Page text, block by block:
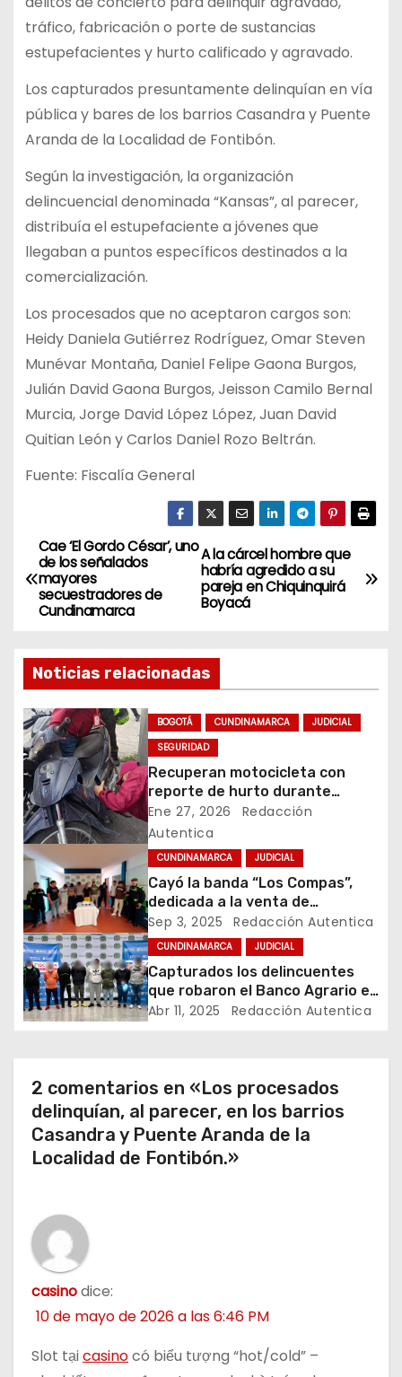
tráfico, fabricación o porte de sustancias
estupefacientes y hurto calificado y agravado.
Los capturados presuntamente delinquían en vía
pública y bares de los barrios Casandra y Puente
Aranda de la Localidad de Fontibón.
Según la investigación, la organización
delincuencial denominada “Kansas”, al parecer,
distribuía el estupefaciente a jóvenes que
llegaban a puntos específicos destinados a la
comercialización.
Los procesados que no aceptaron cargos son:
Heidy Daniela Gutiérrez Rodríguez, Omar Steven
Munévar Montaña, Daniel Felipe Gaona Burgos,
Julián David Gaona Burgos, Jeisson Camilo Bernal
Murcia, Jorge David López López, Juan David
Quitian León y Carlos Daniel Rozo Beltrán.
Fuente: Fiscalía General
N
a
e
g
a
c
i
ó
n
d
e
e
t
r
a
a
s
A la cárcel hombre que
habría agredido a su
pareja en Chiquinquirá
Boyacá
Cae ‘El Gordo César’, uno
de los señalados
mayores
secuestradores de
Cundinamarca
Noticias relacionadas
BOGOTÁ CUNDINAMARCA
JUDICIAL
SEGURIDAD
Recuperan motocicleta con
reporte de hurto durante
operativo de seguridad en
Rafael Uribe Uribe
Ene 27, 2026
Redacción
Autentica
CUNDINAMARCA JUDICIAL
Cayó la banda “Los Compas”,
dedicada a la venta de
estupefacientes a domicilio en
Anapoima
Sep 3, 2025 Redacción Autentica
CUNDINAMARCA JUDICIAL
Capturados los delincuentes
que robaron el Banco Agrario en
El Colegio, Cundinamarca
Abr 11, 2025 Redacción Autentica
2 comentarios en «Los procesados
delinquían, al parecer, en los barrios
Casandra y Puente Aranda de la
Localidad de Fontibón.»
casinodice:
10 de mayo de 2026 a las 6:46 PM
Slot tạicasinocó biểu tượng “hot/cold” –